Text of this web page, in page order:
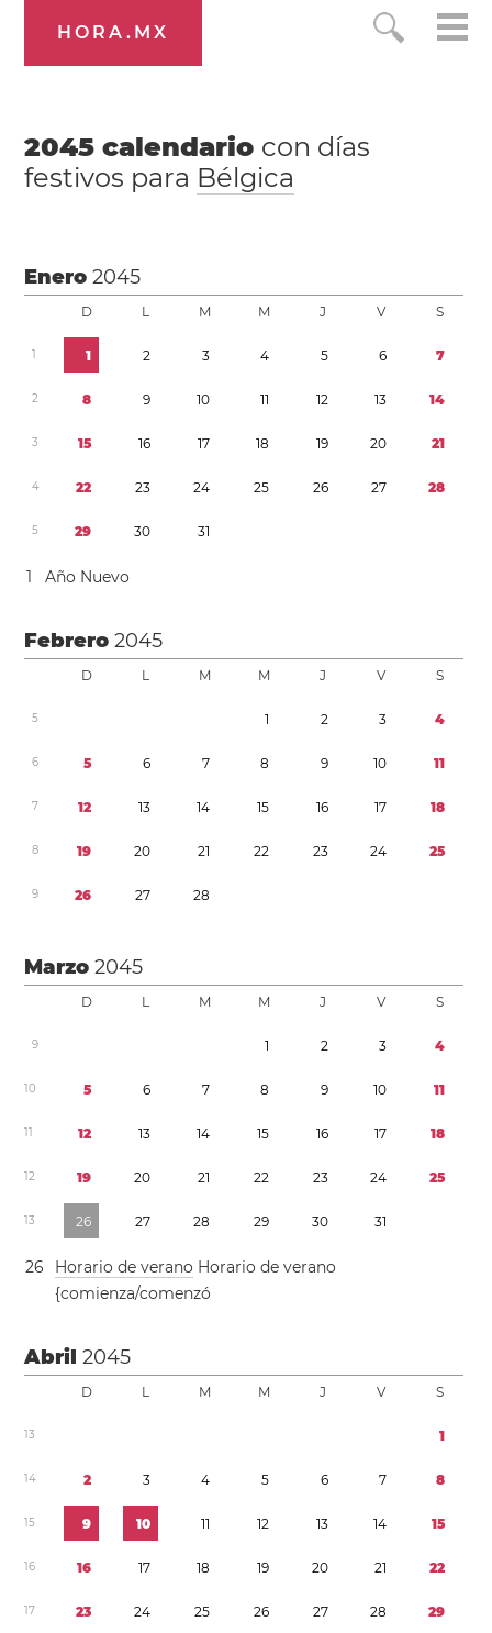
HORA.MX
2045 calendario con días
festivos para Bélgica
Enero2045
D L M M J V S
1 1 2 3 4 5 6 7
2 8 9 10 11 12 13 14
3 15 16 17 18 19 20 21
4 22 23 24 25 26 27 28
5 29 30 31
1 Año Nuevo
Febrero2045
D L M M J V S
5 1 2 3 4
6 5 6 7 8 9 10 11
7 12 13 14 15 16 17 18
8 19 20 21 22 23 24 25
9 26 27 28
Marzo2045
D L M M J V S
9 1 2 3 4
10 5 6 7 8 9 10 11
11 12 13 14 15 16 17 18
12 19 20 21 22 23 24 25
13 26 27 28 29 30 31
26 Horario de verano Horario de verano
{comienza/comenzó
Abril2045
D L M M J V S
13 1
14 2 3 4 5 6 7 8
15 9 10 11 12 13 14 15
16 16 17 18 19 20 21 22
17 23 24 25 26 27 28 29